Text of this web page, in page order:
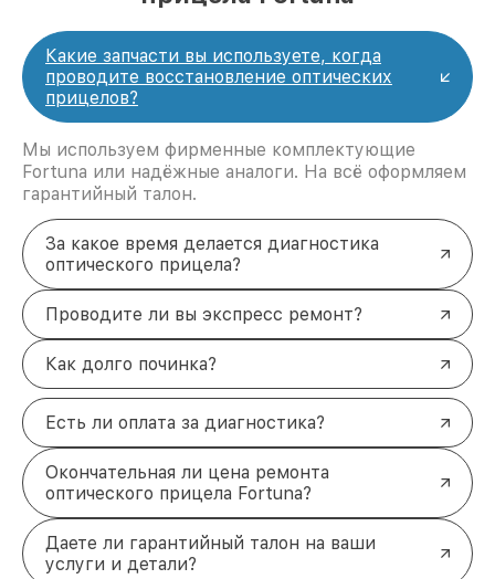
Какие запчасти вы используете, когда
проводите восстановление оптических
прицелов?
Мы используем фирменные комплектующие
Fortuna или надёжные аналоги. На всё оформляем
гарантийный талон.
За какое время делается диагностика
оптического прицела?
Проводите ли вы экспресс ремонт?
Как долго починка?
Есть ли оплата за диагностика?
Окончательная ли цена ремонта
оптического прицела Fortuna?
Даете ли гарантийный талон на ваши
услуги и детали?